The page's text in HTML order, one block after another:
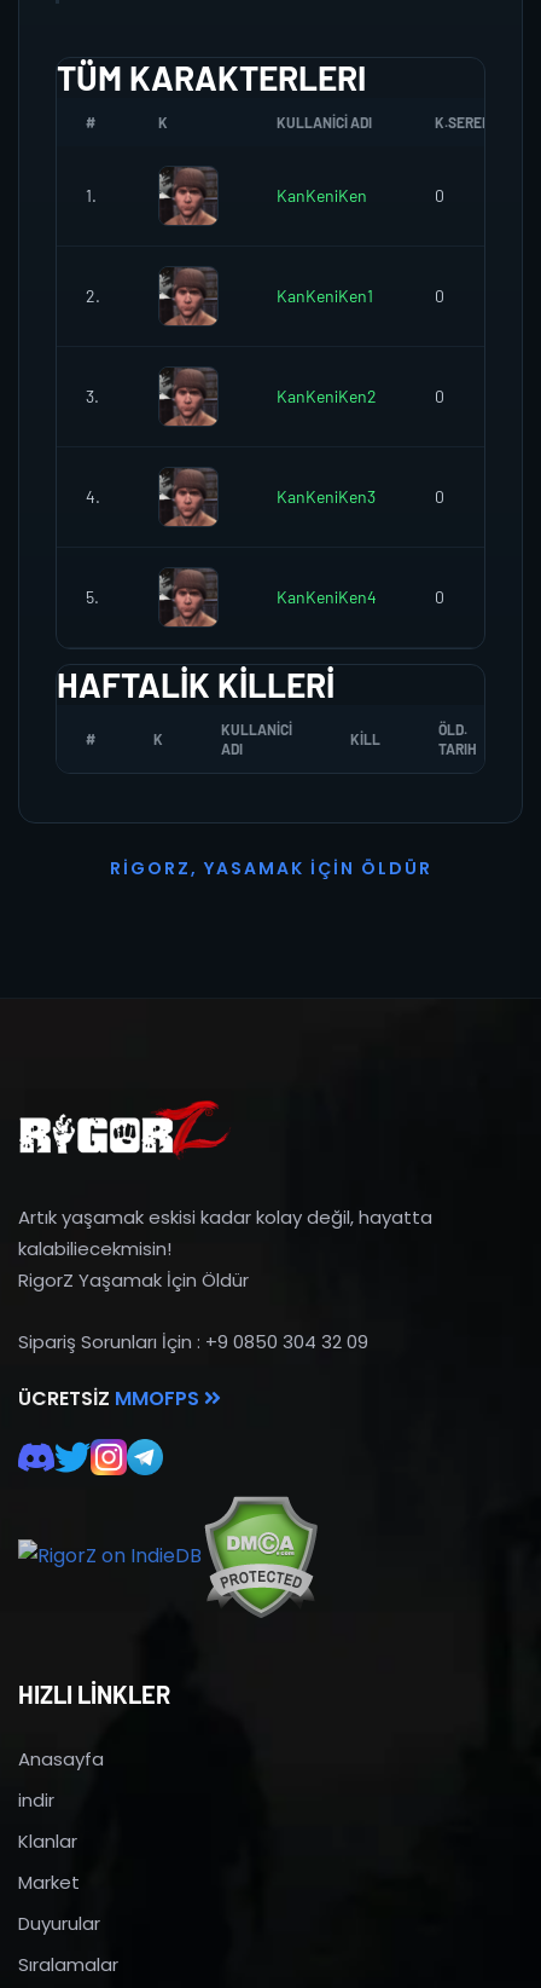
TÜM KARAKTERLERI
# K KULLANICI ADI K.SEREFI
1. KanKeniKen 0
2. KanKeniKen1 0
3. KanKeniKen2 0
4. KanKeniKen3 0
5. KanKeniKen4 0
HAFTALIK KILLERI
# K
KULLANICI
ADI
KILL
ÖLD.
TARIH
R I G O R Z, YASAMAK İ ÇI N Ö L D Ü R
Artık yaşamak eskisi kadar kolay değil, hayatta
kalabiliecekmisin!
RigorZ Yaşamak İçin Öldür
Sipariş Sorunları İçin : +9 0850 304 32 09
ÜCRETSIZ MMOFPS
HIZLI LİNKLER
Anasayfa
indir
Klanlar
Market
Duyurular
Sıralamalar